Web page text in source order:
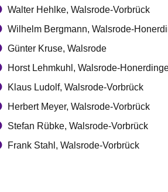
Walter Hehlke, Walsrode-Vorbrück
Wilhelm Bergmann, Walsrode-
Günter Kruse, Walsrode
Horst Lehmkuhl, Walsrode-
Klaus Ludolf, Walsrode-Vorbrück
Herbert Meyer, Walsrode-Vorbrück
Stefan Rübke, Walsrode-Vorbrück
Frank Stahl, Walsrode-Vorbrück